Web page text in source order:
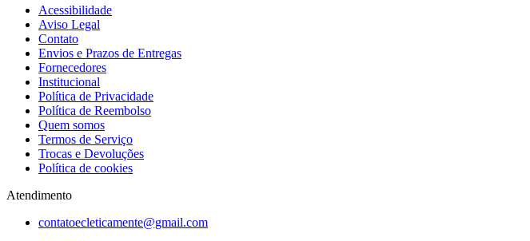
Acessibilidade
Aviso Legal
Contato
Envios e Prazos de Entregas
Fornecedores
Institucional
Política de Privacidade
Política de Reembolso
Quem somos
Termos de Serviço
Trocas e Devoluções
Política de cookies
Atendimento
contatoecleticamente@gmail.com